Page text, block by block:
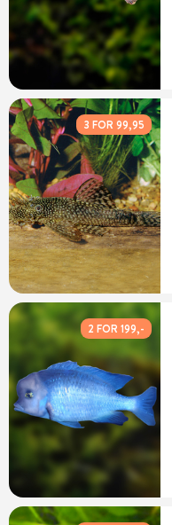
3 FOR 99,95
2 FOR 199,-